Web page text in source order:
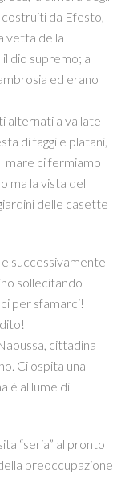
da Efesto,
vetta della
dio supremo; a
ed erano
alternati a vallate
di faggi e platani,
mare ci fermiamo
ma la vista del
delle casette
successivamente
sollecitando
per sfamarci!
cittadina
Ci ospita una
è al lume di
“seria” al pronto
preoccupazione